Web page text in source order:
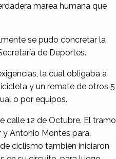
marea humana que
se pudo concretar la
de Deportes.
la cual obligaba a
y un remate de otros 5
o por equipos.
calle 12 de Octubre. El tramo
Antonio Montes para,
ciclismo también iniciaron